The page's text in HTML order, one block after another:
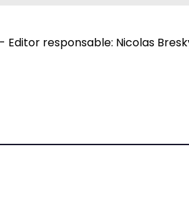
responsable: Nicolas